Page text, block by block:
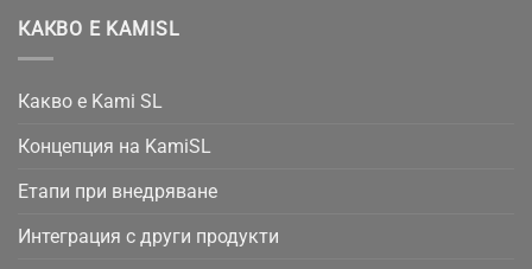
КАКВО Е KAMISL
Какво е Kami SL
Концепция на KamiSL
Етапи при внедряване
Интеграция с други продукти